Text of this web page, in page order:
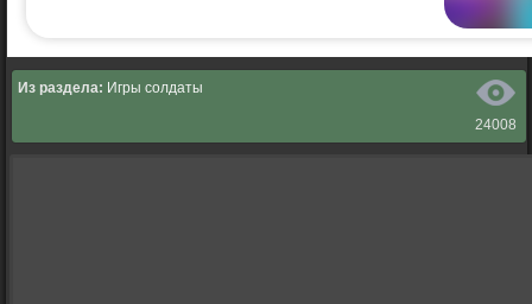
24008
Из раздела: Игры солдаты